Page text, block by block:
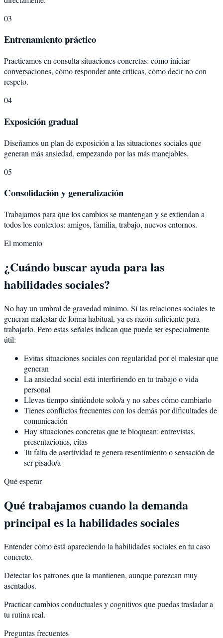
03
Entrenamiento práctico
Practicamos en consulta situaciones concretas: cómo iniciar
conversaciones, cómo responder ante críticas, cómo decir no con
respeto.
04
Exposición gradual
Diseñamos un plan de exposición a las situaciones sociales que
generan más ansiedad, empezando por las más manejables.
05
Consolidación y generalización
Trabajamos para que los cambios se mantengan y se extiendan a
todos los contextos: amigos, familia, trabajo, nuevos entornos.
El momento
¿Cuándo buscar ayuda para las
habilidades sociales?
No hay un umbral de gravedad mínimo. Si las relaciones sociales te
generan malestar de forma habitual, ya es razón suficiente para
trabajarlo. Pero estas señales indican que puede ser especialmente
útil:
Evitas situaciones sociales con regularidad por el malestar que
generan
La ansiedad social está interfiriendo en tu trabajo o vida
personal
Llevas tiempo sintiéndote solo/a y no sabes cómo cambiarlo
Tienes conflictos frecuentes con los demás por dificultades de
comunicación
Hay situaciones concretas que te bloquean: entrevistas,
presentaciones, citas
Tu falta de asertividad te genera resentimiento o sensación de
ser pisado/a
Qué esperar
Qué trabajamos cuando la demanda
principal es la habilidades sociales
Entender cómo está apareciendo la habilidades sociales en tu caso
concreto.
Detectar los patrones que la mantienen, aunque parezcan muy
asentados.
Practicar cambios conductuales y cognitivos que puedas trasladar a
tu rutina real.
Preguntas frecuentes